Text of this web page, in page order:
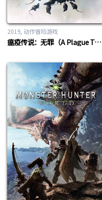
2019 动作冒险游戏
瘟疫传说：无罪（A Plague Tale：Innocence）